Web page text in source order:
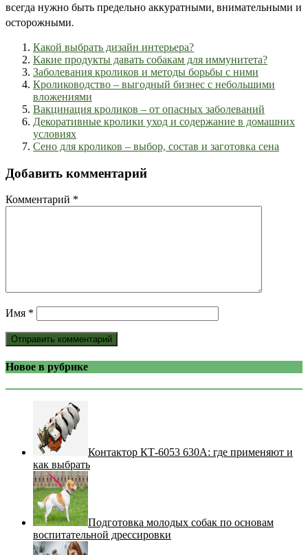
всегда нужно быть предельно аккуратными, внимательными и
осторожными.
Какой выбрать дизайн интерьера?
Какие продукты давать собакам для иммунитета?
Заболевания кроликов и методы борьбы с ними
Кролиководство – выгодный бизнес с небольшими
вложениями
Вакцинация кроликов – от опасных заболеваний
Декоративные кролики уход и содержание в домашних
условиях
Сено для кроликов – выбор, состав и заготовка сена
Добавить комментарий
Комментарий *
Имя *
Новое в рубрике
Контактор КТ-6053 630А: где применяют и
как выбрать
Подготовка молодых собак по основам
воспитательной дрессировки